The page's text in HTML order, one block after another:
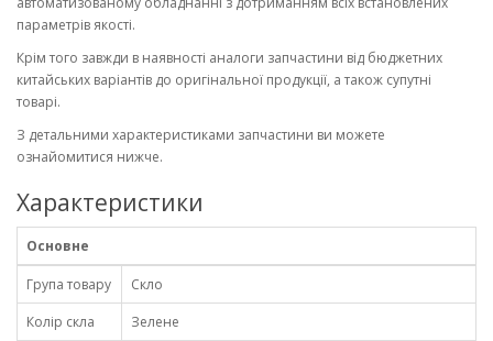
параметрів якості.
Крім того завжди в наявності аналоги запчастини від бюджетних
китайських варіантів до оригінальної продукції, а також супутні
товарі.
З детальними характеристиками запчастини ви можете
ознайомитися нижче.
Характеристики
Основне
Група товару
Скло
Колір скла
Зелене